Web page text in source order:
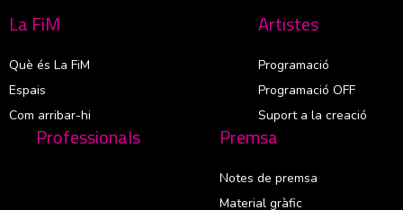
La FiM
Què és La FiM
Espais
Com arribar-hi
Artistes
Programació
Programació OFF
Suport a la creació
Professionals Premsa
Notes de premsa
Material gràfic